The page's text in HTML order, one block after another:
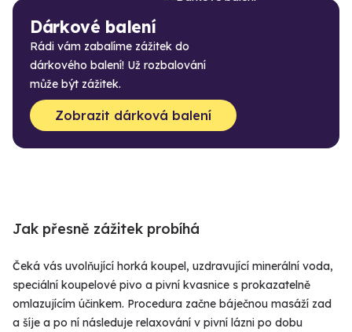
Dárkové balení
Rádi vám zabalíme zážitek do
dárkového balení! Už rozbalování
může být zážitek.
Zobrazit dárková balení
Jak přesně zážitek probíhá
Čeká vás uvolňující horká koupel, uzdravující minerální voda,
speciální koupelové pivo a pivní kvasnice s prokazatelně
omlazujícím účinkem. Procedura začne báječnou masáží zad
a šíje a po ní následuje relaxování v pivní lázni po dobu